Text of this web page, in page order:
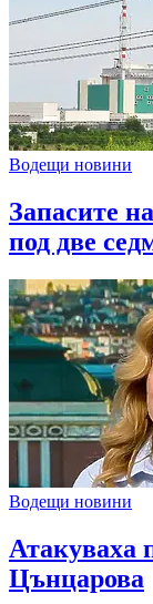
Водещи новини
Запасите
под две
Водещи новини
Атакуваха
Цънцарова